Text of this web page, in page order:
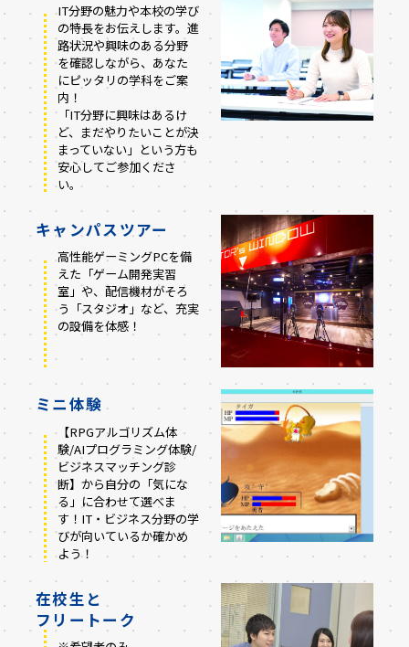
IT分野の魅力や本校の学び
の特長をお伝えします。進
路状況や興味のある分野
を確認しながら、あなた
にピッタリの学科をご案
内！
「IT分野に興味はあるけ
ど、まだやりたいことが決
まっていない」という方も
安心してご参加くださ
い。
キャンパスツアー
高性能ゲーミングPCを備
えた「ゲーム開発実習
室」や、配信機材がそろ
う「スタジオ」など、充実
の設備を体感！
ミニ体験
【RPGアルゴリズム体
験/AIプログラミング体験/
ビジネスマッチング診
断】から自分の「気にな
る」に合わせて選べま
す！IT・ビジネス分野の学
びが向いているか確かめ
よう！
在校生と
フリートーク